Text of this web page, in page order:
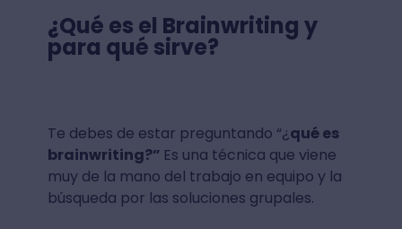
¿Qué es el Brainwriting y
para qué sirve?
Te debes de estar preguntando “¿qué es
brainwriting?” Es una técnica que viene
muy de la mano del trabajo en equipo y la
búsqueda por las soluciones grupales.